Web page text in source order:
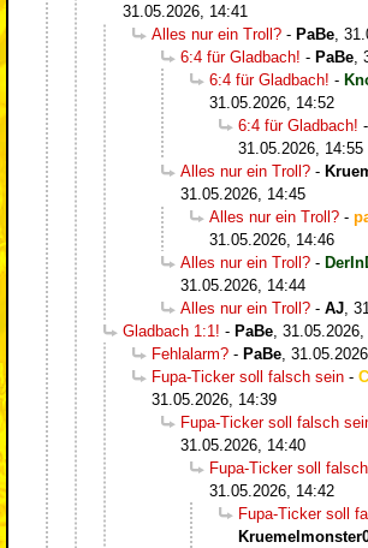
31.05.2026, 14:41
Alles nur ein Troll? - PaBe
6:4 für Gladbach! - PaBe
6:4 für Gladbach! -
31.05.2026, 14:52
6:4 für Gladbach! -
31.05.2026, 14:55
Alles nur ein Troll? -
31.05.2026, 14:45
Alles nur ein Troll? -
31.05.2026, 14:46
Alles nur ein Troll? -
31.05.2026, 14:44
Alles nur ein Troll? - AJ
Gladbach 1:1! - PaBe
Fehlalarm? - PaBe
Fupa-Ticker soll falsch sein -
31.05.2026, 14:39
Fupa-Ticker soll falsch
31.05.2026, 14:40
Fupa-Ticker soll
31.05.2026, 14:42
Fupa-Ticker soll